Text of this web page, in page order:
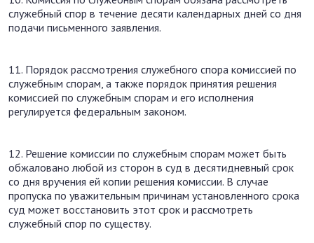
служебный спор в течение десяти календарных дней со дня
подачи письменного заявления.
11. Порядок рассмотрения служебного спора комиссией по
служебным спорам, а также порядок принятия решения
комиссией по служебным спорам и его исполнения
регулируется федеральным законом.
12. Решение комиссии по служебным спорам может быть
обжаловано любой из сторон в суд в десятидневный срок
со дня вручения ей копии решения комиссии. В случае
пропуска по уважительным причинам установленного срока
суд может восстановить этот срок и рассмотреть
служебный спор по существу.